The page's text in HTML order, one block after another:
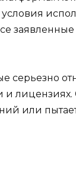
серьезно
лицензиях.
или